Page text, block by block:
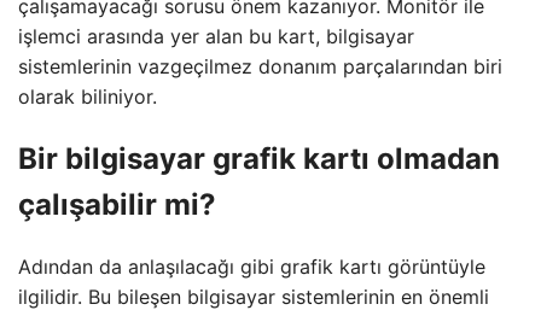
çalışamayacağı sorusu önem kazanıyor. Monitör ile
işlemci arasında yer alan bu kart, bilgisayar
sistemlerinin vazgeçilmez donanım parçalarından biri
olarak biliniyor.
Bir bilgisayar grafik kartı olmadan
çalışabilir mi?
Adından da anlaşılacağı gibi grafik kartı görüntüyle
ilgilidir. Bu bileşen bilgisayar sistemlerinin en önemli